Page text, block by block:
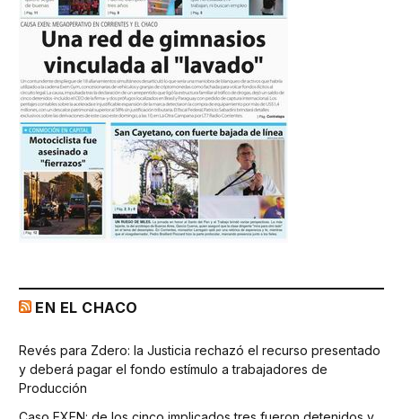
EN EL CHACO
Revés para Zdero: la Justicia rechazó el recurso presentado
y deberá pagar el fondo estímulo a trabajadores de
Producción